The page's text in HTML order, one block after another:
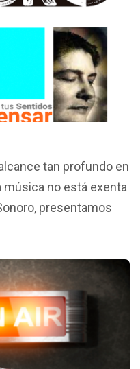
tan profundo en
música no está exenta
presentamos